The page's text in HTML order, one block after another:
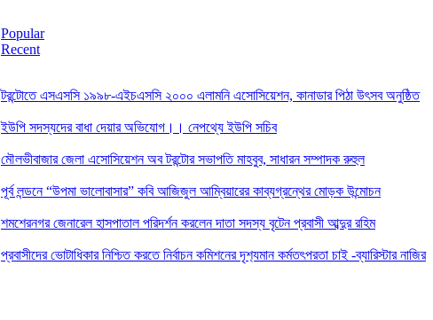
Popular
Recent
টরন্টোতে এসএসসি ১৯৯৮-এইচএসসি ২০০০ এলামনি এসোসিয়েশন, কানাডার পিঠা উৎসব অনুষ্ঠিত
ইউপি সদস্যদের বাধা দেয়ার অভিযোগ।। নেপথ্যে ইউপি সচিব
মৌলভীবাজার জেলা এসোসিয়েশন অব টরন্টোর সভাপতি মাহবুব, সাধারন সম্পাদক রুহুল
পূর্ব লন্ডনে “উপমা ভালোবাসার” কবি আজিজুল আম্বিয়ারের কাব্যগ্রন্থের মোড়ক উন্মোচন
শমশেরনগর জেনারেল হাসপাতাল পরিদর্শন করলেন দাতা সদস্য বৃটেন প্রবাসী আব্দুর রহিম
প্রবাসীদের ভোটাধিকার নিশ্চিত করতে নির্বাচন কমিশনের দৃশ‍্যমান কর্মতৎপরতা চাই -ব্যারিস্টার নাজির